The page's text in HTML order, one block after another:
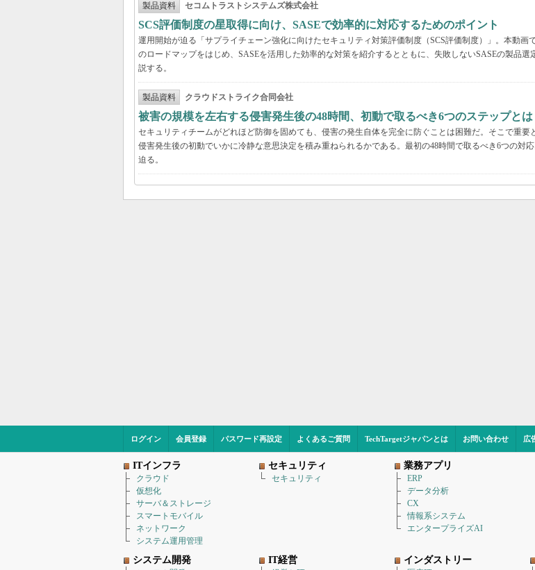
製品資料 セコムトラストシステムズ株式会社
SCS評価制度の星取得に向け、SASEで効率的に対応するためのポイント
運用開始が迫る「サプライチェーン強化に向けたセキュリティ対策評価制度（SCS評価制度）」。本動画
のロードマップをはじめ、SASEを活用した効率的な対策を紹介するとともに、失敗しないSASEの製品選
説する。
製品資料 クラウドストライク合同会社
被害の規模を左右する侵害発生後の48時間、初動で取るべき6つのステップとは
セキュリティチームがどれほど防御を固めても、侵害の発生自体を完全に防ぐことは困難だ。そこで重要
侵害発生後の初動でいかに冷静な意思決定を積み重ねられるかである。最初の48時間で取るべき6つの対
迫る。
ログイン 会員登録 パスワード再設定 よくあるご質問 TechTargetジャパンとは お問い合わせ 広
ITインフラ
クラウド
仮想化
サーバ＆ストレージ
スマートモバイル
ネットワーク
システム運用管理
セキュリティ
セキュリティ
業務アプリ
ERP
データ分析
CX
情報系システム
エンタープライズAI
システム開発 IT経営 インダストリー